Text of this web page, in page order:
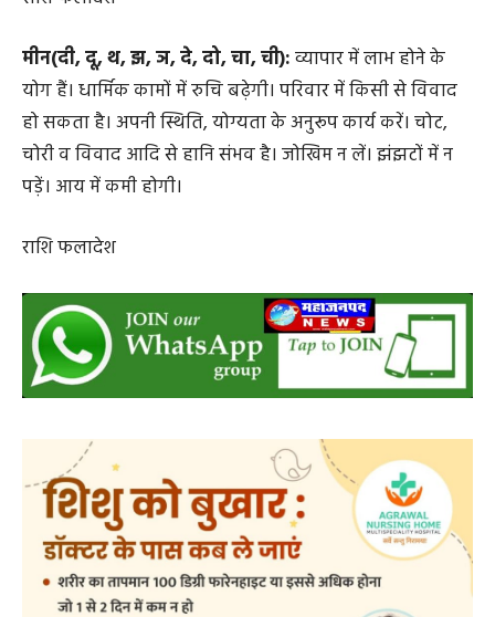
राशि फलादेश
मीन(दी, दू, थ, झ, ञ, दे, दो, चा, ची):व्यापार में लाभ होने के
योग हैं। धार्मिक कामों में रुचि बढ़ेगी। परिवार में किसी से विवाद
हो सकता है। अपनी स्थिति, योग्यता के अनुरूप कार्य करें। चोट,
चोरी व विवाद आदि से हानि संभव है। जोखिम न लें। झंझटों में न
राशि फलादेश